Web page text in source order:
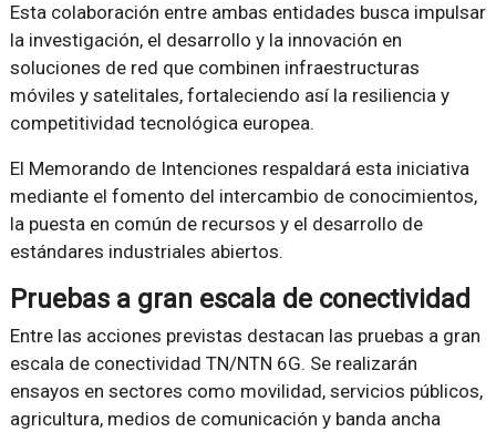
Esta colaboración entre ambas entidades busca impulsar
la investigación, el desarrollo y la innovación en
soluciones de red que combinen infraestructuras
móviles y satelitales, fortaleciendo así la resiliencia y
competitividad tecnológica europea.
El Memorando de Intenciones respaldará esta iniciativa
mediante el fomento del intercambio de conocimientos,
la puesta en común de recursos y el desarrollo de
estándares industriales abiertos.
Pruebas a gran escala de conectividad
Entre las acciones previstas destacan las pruebas a gran
escala de conectividad TN/NTN 6G. Se realizarán
ensayos en sectores como movilidad, servicios públicos,
agricultura, medios de comunicación y banda ancha